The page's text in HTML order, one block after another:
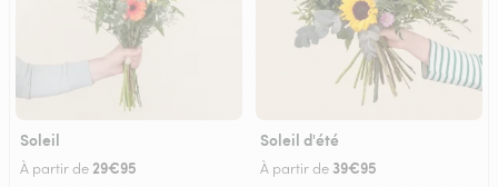
Soleil
À partir de 29€95
Soleil d'été
À partir de 39€95